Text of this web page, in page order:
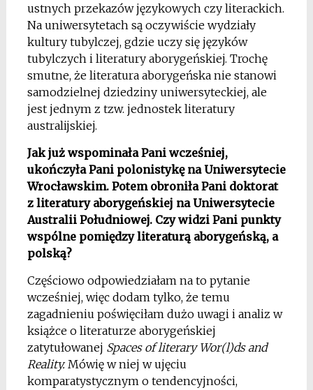
ustnych przekazów językowych czy literackich.
Na uniwersytetach są oczywiście wydziały
kultury tubylczej, gdzie uczy się języków
tubylczych i literatury aborygeńskiej. Trochę
smutne, że literatura aborygeńska nie stanowi
samodzielnej dziedziny uniwersyteckiej, ale
jest jednym z tzw. jednostek literatury
australijskiej.
Jak już wspominała Pani wcześniej,
ukończyła Pani polonistykę na Uniwersytecie
Wrocławskim. Potem obroniła Pani doktorat
z literatury aborygeńskiej na Uniwersytecie
Australii Południowej. Czy widzi Pani punkty
wspólne pomiędzy literaturą aborygeńską, a
polską?
Częściowo odpowiedziałam na to pytanie
wcześniej, więc dodam tylko, że temu
zagadnieniu poświęciłam dużo uwagi i analiz w
książce o literaturze aborygeńskiej
zatytułowanej Spaces of literary Wor(l)ds and
Reality.Mówię w niej w ujęciu
komparatystycznym o tendencyjności,